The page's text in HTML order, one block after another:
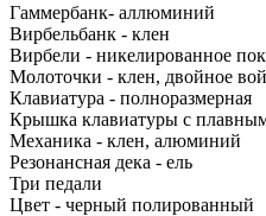
Гаммербанк- аллюминий
Вирбельбанк - клен
Вирбели - никелированное
Молоточки - клен, двойное
Клавиатура - полноразмерная
Крышка клавиатуры с
Механика - клен, алюминий
Резонансная дека - ель
Три педали
Цвет - черный полированный